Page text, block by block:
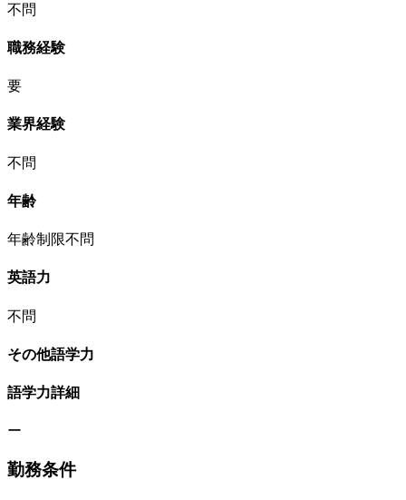
不問
職務経験
要
業界経験
不問
年齢
年齢制限不問
英語力
不問
その他語学力
語学力詳細
ー
勤務条件